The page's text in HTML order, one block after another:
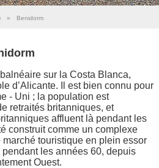
» Benidorm
sur la Costa Blanca,
d’Alicante. Il est bien connu pour
- Uni ; la population est
retraités britanniques, et
affluent là pendant les
construit comme un complexe
touristique en plein essor
les années 60, depuis
Ouest.